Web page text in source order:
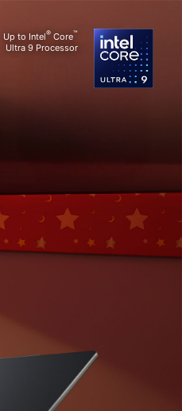
Up to Intel® Core™
Ultra 9 Processor